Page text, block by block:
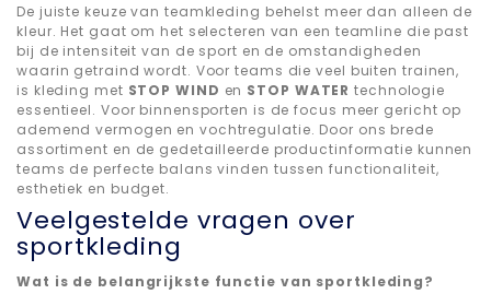
De juiste keuze van teamkleding behelst meer dan alleen de
kleur. Het gaat om het selecteren van een teamline die past
bij de intensiteit van de sport en de omstandigheden
waarin getraind wordt. Voor teams die veel buiten trainen,
is kleding met STOP WIND en STOP WATER technologie
essentieel. Voor binnensporten is de focus meer gericht op
ademend vermogen en vochtregulatie. Door ons brede
assortiment en de gedetailleerde productinformatie kunnen
teams de perfecte balans vinden tussen functionaliteit,
esthetiek en budget.
Veelgestelde vragen over
sportkleding
Wat is de belangrijkste functie van sportkleding?